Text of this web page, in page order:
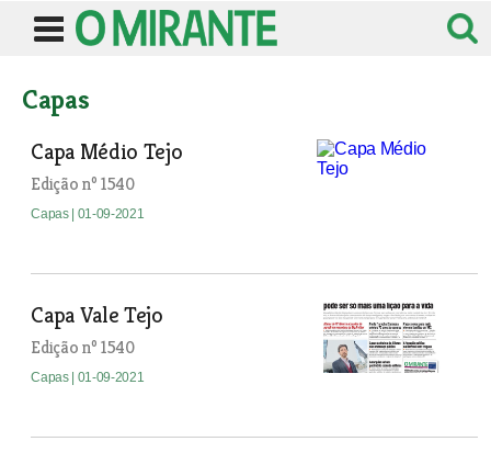
Capas
Capa Médio Tejo
Edição nº 1540
Capas | 01-09-2021
Capa Vale Tejo
Edição nº 1540
Capas | 01-09-2021